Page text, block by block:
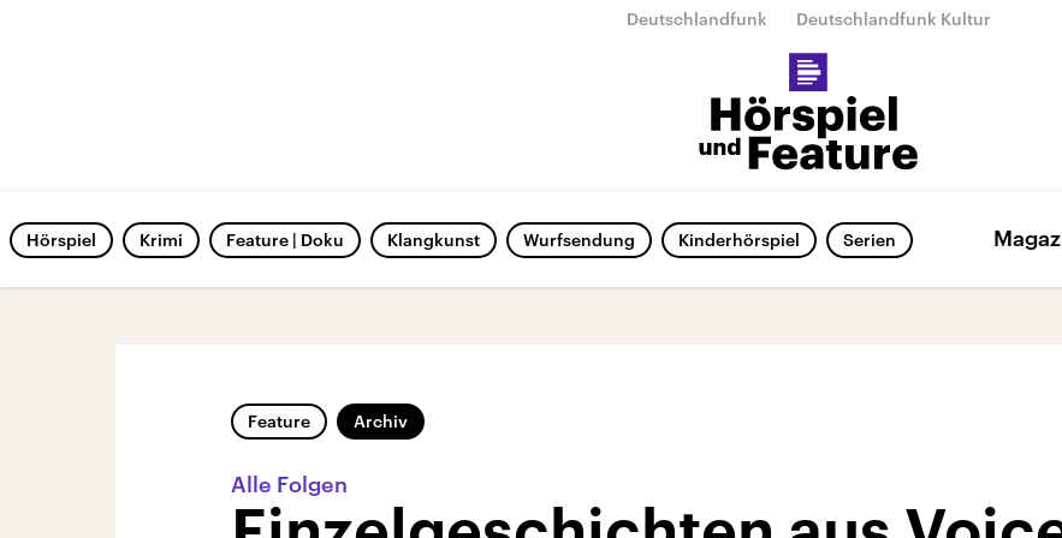
Deutschlandfunk Deutschlandfunk Kultur
Hörspiel Krimi Feature | Doku Klangkunst Wurfsendung Kinderhörspiel Serien
Feature Archiv
Alle Folgen